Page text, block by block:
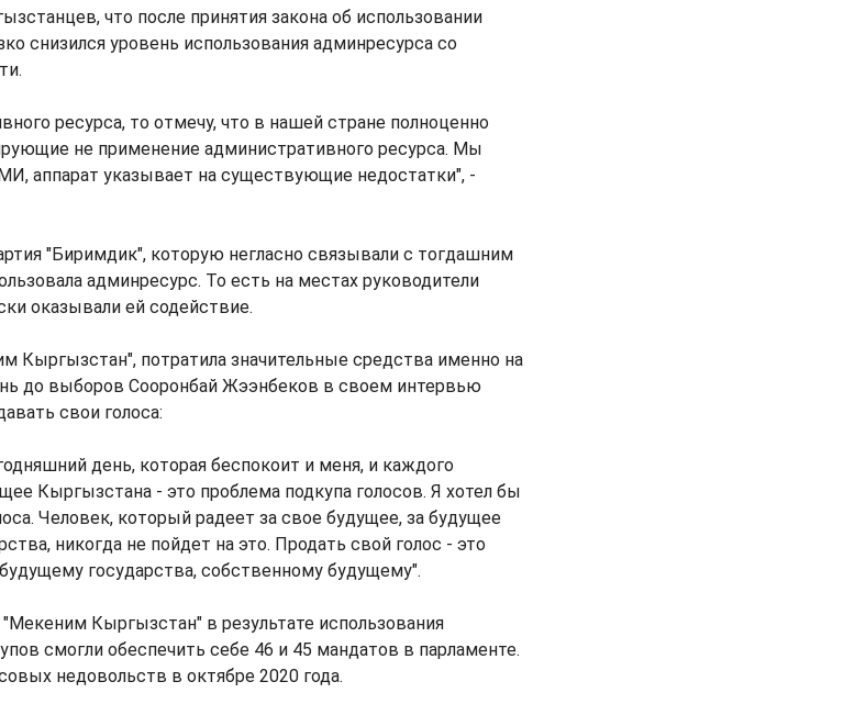
что после принятия закона об использовании
снизился уровень использования админресурса со
ресурса, то отмечу, что в нашей стране полноценно
не применение административного ресурса. Мы
аппарат указывает на существующие недостатки", -
"Биримдик", которую негласно связывали с тогдашним
админресурс. То есть на местах руководители
оказывали ей содействие.
Кыргызстан", потратила значительные средства именно на
до выборов Сооронбай Жээнбеков в своем интервью
свои голоса:
день, которая беспокоит и меня, и каждого
Кыргызстана - это проблема подкупа голосов. Я хотел бы
Человек, который радеет за свое будущее, за будущее
никогда не пойдет на это. Продать свой голос - это
государства, собственному будущему".
Кыргызстан" в результате использования
смогли обеспечить себе 46 и 45 мандатов в парламенте.
недовольств в октябре 2020 года.